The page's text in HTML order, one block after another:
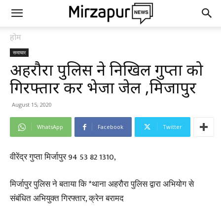
होम
समाचार
अहरौरा पुलिस ने निखिल गुप्ता को
गिरफ्तार कर भेजा जेल ,मिर्जापुर
August 15, 2020
WhatsApp Facebook Twitter
वीरेंद्र गुप्ता मिर्जापुर 94 53 82 1310,
मिर्जापुर पुलिस ने बताया कि *थाना अहरौरा पुलिस द्वारा अभियोग से
संबंधित अभियुक्त गिरफ्तार, क्रेन बरामद